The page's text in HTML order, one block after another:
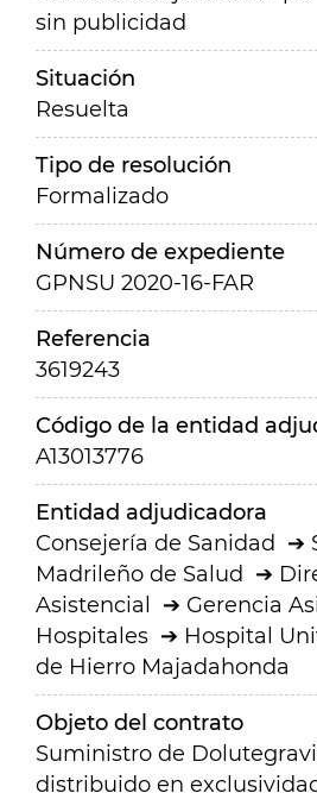
sin publicidad
Situación
Resuelta
Tipo de resolución
Formalizado
Número de expediente
GPNSU 2020-16-FAR
Referencia
3619243
Código de la entidad
A13013776
Entidad adjudicadora
Consejería de Sanidad
Madrileño de Salud
Asistencial
Gerencia
Hospitales
Hospital
de Hierro Majadahonda
Objeto del contrato
Suministro de
distribuido en